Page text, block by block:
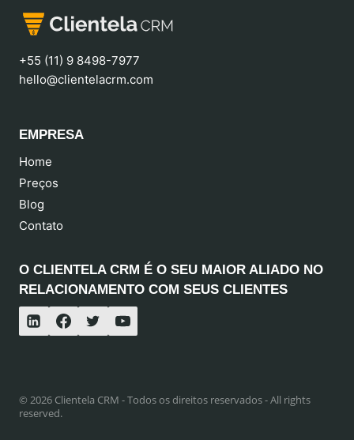
+55 (11) 9 8498-7977
hello@clientelacrm.com
EMPRESA
Home
Preços
Blog
Contato
O CLIENTELA CRM É O SEU MAIOR ALIADO NO
RELACIONAMENTO COM SEUS CLIENTES
© 2026 Clientela CRM - Todos os direitos reservados - All rights
reserved.